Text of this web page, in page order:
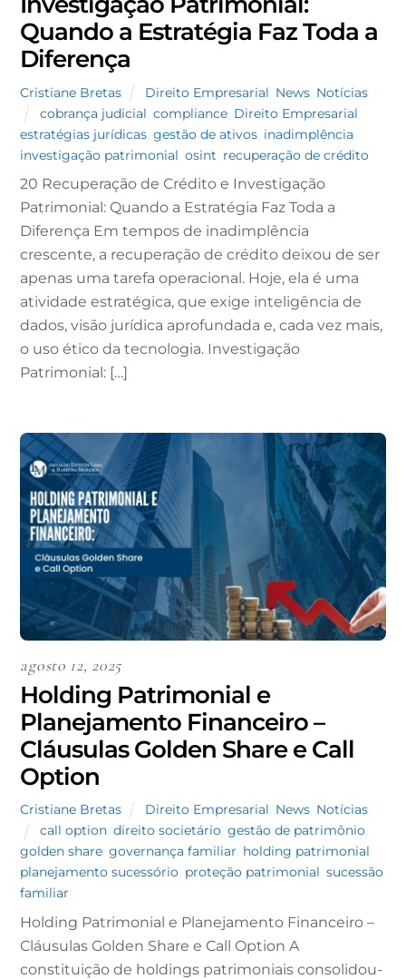
Quando a Estratégia Faz Toda a
Diferença
Cristiane Bretas Direito Empresarial News, Notícias
cobrança judicial compliance, Direito Empresarial
estratégias jurídicas ,gestão de ativos inadimplência
investigação patrimonial ,osint recuperação de crédito
20 Recuperação de Crédito e Investigação
Patrimonial: Quando a Estratégia Faz Toda a
Diferença Em tempos de inadimplência
crescente, a recuperação de crédito deixou de ser
apenas uma tarefa operacional. Hoje, ela é uma
atividade estratégica, que exige inteligência de
dados, visão jurídica aprofundada e, cada vez mais,
o uso ético da tecnologia. Investigação
Patrimonial: […]
agosto 12, 2025
Holding Patrimonial e
Planejamento Financeiro –
Cláusulas Golden Share e Call
Option
Cristiane Bretas Direito Empresarial News, Notícias
call option, direito societário, gestão de patrimônio,
golden share ,governança familiar holding patrimonial
planejamento sucessório proteção patrimonial ,sucessão
familiar
Holding Patrimonial e Planejamento Financeiro –
Cláusulas Golden Share e Call Option A
constituição de holdings patrimoniais consolidou-